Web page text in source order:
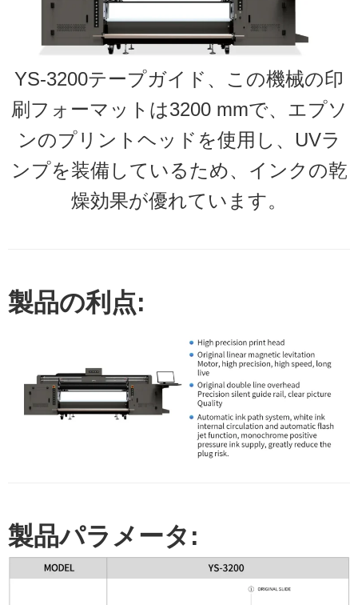
YS-3200テープガイド、この機械の印
刷フォーマットは3200 mmで、エプソ
ンのプリントヘッドを使用し、UVラ
ンプを装備しているため、インクの乾
燥効果が優れています。
製品の利点:
製品パラメータ: